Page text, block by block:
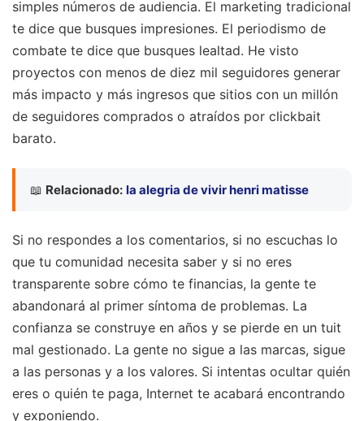
simples números de audiencia. El marketing tradicional
te dice que busques impresiones. El periodismo de
combate te dice que busques lealtad. He visto
proyectos con menos de diez mil seguidores generar
más impacto y más ingresos que sitios con un millón
de seguidores comprados o atraídos por clickbait
barato.
📖 Relacionado: la alegria de vivir henri matisse
Si no respondes a los comentarios, si no escuchas lo
que tu comunidad necesita saber y si no eres
transparente sobre cómo te financias, la gente te
abandonará al primer síntoma de problemas. La
confianza se construye en años y se pierde en un tuit
mal gestionado. La gente no sigue a las marcas, sigue
a las personas y a los valores. Si intentas ocultar quién
eres o quién te paga, Internet te acabará encontrando
y exponiendo.